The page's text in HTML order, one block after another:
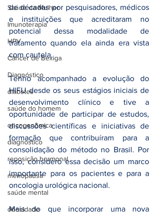
Saúde da Mulher
Imunoterapia
HPV
Câncer de Bexiga
Diagnóstico
diabetes
saúde do homem
oncogenômica
diagnóstico
reposição hormonal
menopausa
saúde mental
obesidade
de décadas por pesquisadores, médicos
e instituições que acreditaram no
potencial dessa modalidade de
tratamento quando ela ainda era vista
com cautela.
Tenho acompanhado a evolução do
HIFU desde os seus estágios iniciais de
desenvolvimento clínico e tive a
oportunidade de participar de estudos,
discussões científicas e iniciativas de
formação que contribuíram para a
consolidação do método no Brasil. Por
isso, considero essa decisão um marco
importante para os pacientes e para a
oncologia urológica nacional.
Mais do que incorporar uma nova